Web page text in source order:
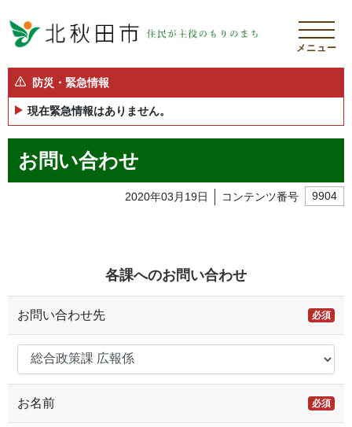
メニュー
防災・緊急情報
現在緊急情報はありません。
お問い合わせ
2020年03月19日 コンテンツ番号 9904
各課へのお問い合わせ
お問い合わせ先 必須
お名前 必須